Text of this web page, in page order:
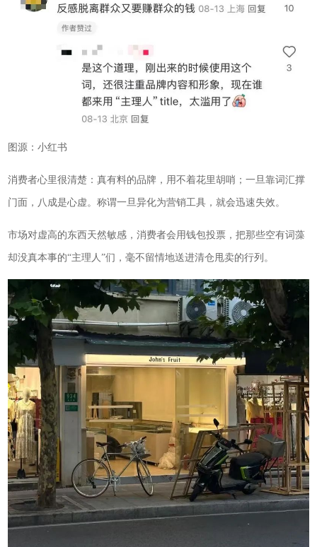
图源：小红书
消费者心里很清楚：真有料的品牌，用不着花里胡哨；一旦靠词汇撑
门面，八成是心虚。称谓一旦异化为营销工具，就会迅速失效。
市场对虚高的东西天然敏感，消费者会用钱包投票，把那些空有词藻
却没真本事的“主理人”们，毫不留情地送进清仓甩卖的行列。